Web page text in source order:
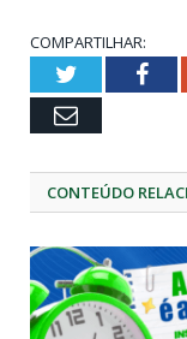
COMPARTILHAR:
Twitter
Email
CONTEÚDO